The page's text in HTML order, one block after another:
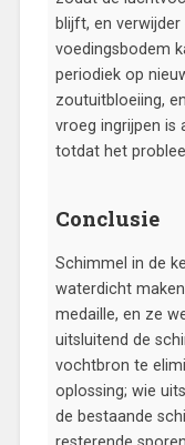
blijft, en
voedingsbodem
periodiek op
zoutuitbloeiing,
vroeg ingrijpen is
totdat het
Conclusie
Schimmel in de
waterdicht
medaille, en ze
uitsluitend de
vochtbron te
oplossing; wie
de bestaande